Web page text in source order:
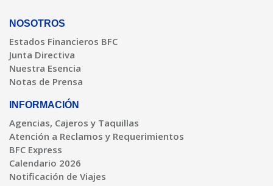
NOSOTROS
Estados Financieros BFC
Junta Directiva
Nuestra Esencia
Notas de Prensa
INFORMACIÓN
Agencias, Cajeros y Taquillas
Atención a Reclamos y Requerimientos
BFC Express
Calendario 2026
Notificación de Viajes